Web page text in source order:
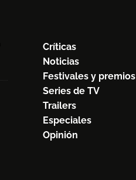
Críticas
Noticias
Festivales y premios
Series de TV
Trailers
Especiales
Opinión